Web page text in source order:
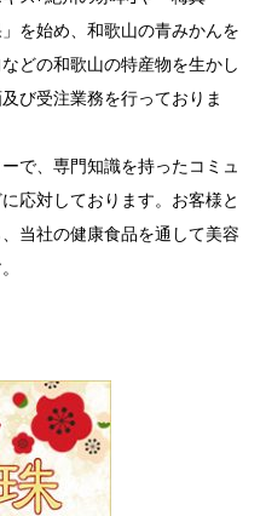
を始め、和歌山の青みかんを
どの和歌山の特産物を生かし
び受注業務を行っておりま
で、専門知識を持ったコミュ
応対しております。お客様と
当社の健康食品を通して美容